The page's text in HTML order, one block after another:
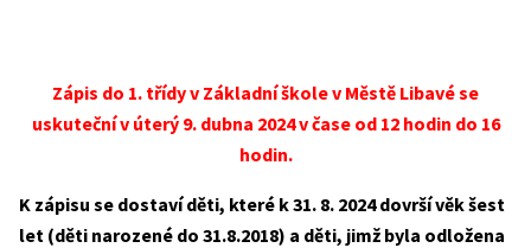
Zápis do 1. třídy v Základní škole v Městě Libavé se
uskuteční v úterý 9. dubna 2024 v čase od 12 hodin do 16
hodin.
K zápisu se dostaví děti, které k 31. 8. 2024 dovrší věk šest
let (děti narozené do 31.8.2018) a děti, jimž byla odložena